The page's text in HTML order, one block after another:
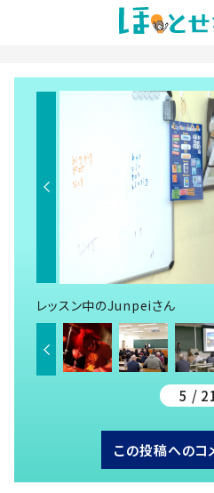
レッスン中のJunpeiさん
5 /
この投稿へのコ